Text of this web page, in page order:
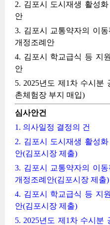
2. 김포시 도시재생 활성
안
3. 김포시 교통약자의 이
개정조례안
4. 김포시 학교급식 등 지
안
5. 2025년도 제1차 수시분
촌체험장 부지 매입)
심사안건
1. 의사일정 결정의 건
2. 김포시 도시재생 활성
안(김포시장 제출)
3. 김포시 교통약자의 이
개정조례안(김포시장 제출)
4. 김포시 학교급식 등 지
안(김포시장 제출)
5. 2025년도 제1차 수시분